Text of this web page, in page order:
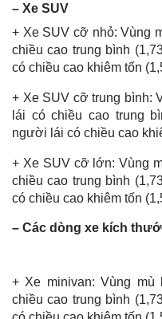
– Xe SUV
+ Xe SUV cỡ nhỏ: Vùng
chiều cao trung bình
có chiều cao khiêm tốn
+ Xe SUV cỡ trung bình:
lái có chiều cao trung
người lái có chiều cao
+ Xe SUV cỡ lớn: Vùng
chiều cao trung bình
có chiều cao khiêm tốn
– Các dòng xe kích
+ Xe minivan: Vùng
chiều cao trung bình